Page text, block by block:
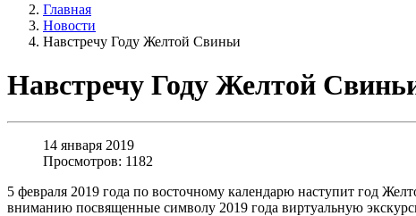
Главная
Новости
Навстречу Году Желтой Свиньи
Навстречу Году Желтой
14 января 2019
Просмотров: 1182
5 февраля 2019 года по восточному календарю наступит год
вниманию посвященные символу 2019 года виртуальную